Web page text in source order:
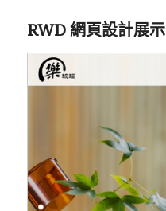
RWD 網頁設計展示